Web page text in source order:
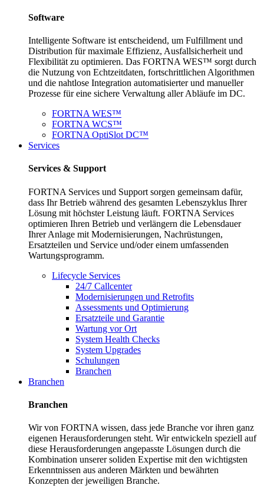
Software
Intelligente Software ist entscheidend, um Fulfillment und
Distribution für maximale Effizienz, Ausfallsicherheit und
Flexibilität zu optimieren. Das FORTNA WES™ sorgt durch
die Nutzung von Echtzeitdaten, fortschrittlichen Algorithmen
und die nahtlose Integration automatisierter und manueller
Prozesse für eine sichere Verwaltung aller Abläufe im DC.
FORTNA WES™
FORTNA WCS™
FORTNA OptiSlot DC™
Services
Services & Support
FORTNA Services und Support sorgen gemeinsam dafür,
dass Ihr Betrieb während des gesamten Lebenszyklus Ihrer
Lösung mit höchster Leistung läuft. FORTNA Services
optimieren Ihren Betrieb und verlängern die Lebensdauer
Ihrer Anlage mit Modernisierungen, Nachrüstungen,
Ersatzteilen und Service und/oder einem umfassenden
Wartungsprogramm.
Lifecycle Services
24/7 Callcenter
Modernisierungen und Retrofits
Assessments und Optimierung
Ersatzteile und Garantie
Wartung vor Ort
System Health Checks
System Upgrades
Schulungen
Branchen
Branchen
Branchen
Wir von FORTNA wissen, dass jede Branche vor ihren ganz
eigenen Herausforderungen steht. Wir entwickeln speziell auf
diese Herausforderungen angepasste Lösungen durch die
Kombination unserer soliden Expertise mit den wichtigsten
Erkenntnissen aus anderen Märkten und bewährten
Konzepten der jeweiligen Branche.